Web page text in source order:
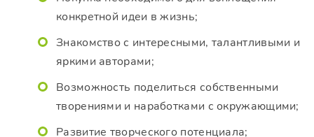
конкретной идеи в жизнь;
Знакомство с интересными, талантливыми и
яркими авторами;
Возможность поделиться собственными
творениями и наработками с окружающими;
Развитие творческого потенциала;